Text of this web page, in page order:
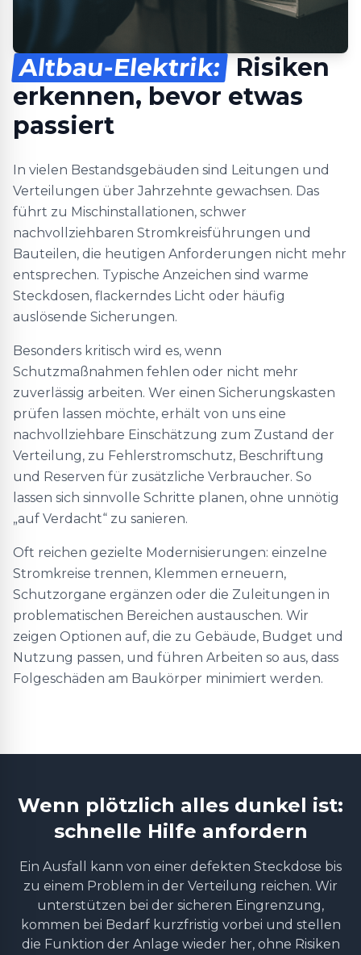
Altbau-Elektrik: Risiken
erkennen, bevor etwas
passiert
In vielen Bestandsgebäuden sind Leitungen und
Verteilungen über Jahrzehnte gewachsen. Das
führt zu Mischinstallationen, schwer
nachvollziehbaren Stromkreisführungen und
Bauteilen, die heutigen Anforderungen nicht mehr
entsprechen. Typische Anzeichen sind warme
Steckdosen, flackerndes Licht oder häufig
auslösende Sicherungen.
Besonders kritisch wird es, wenn
Schutzmaßnahmen fehlen oder nicht mehr
zuverlässig arbeiten. Wer einen Sicherungskasten
prüfen lassen möchte, erhält von uns eine
nachvollziehbare Einschätzung zum Zustand der
Verteilung, zu Fehlerstromschutz, Beschriftung
und Reserven für zusätzliche Verbraucher. So
lassen sich sinnvolle Schritte planen, ohne unnötig
„auf Verdacht“ zu sanieren.
Oft reichen gezielte Modernisierungen: einzelne
Stromkreise trennen, Klemmen erneuern,
Schutzorgane ergänzen oder die Zuleitungen in
problematischen Bereichen austauschen. Wir
zeigen Optionen auf, die zu Gebäude, Budget und
Nutzung passen, und führen Arbeiten so aus, dass
Folgeschäden am Baukörper minimiert werden.
Wenn plötzlich alles dunkel ist:
schnelle Hilfe anfordern
Ein Ausfall kann von einer defekten Steckdose bis
zu einem Problem in der Verteilung reichen. Wir
unterstützen bei der sicheren Eingrenzung,
kommen bei Bedarf kurzfristig vorbei und stellen
die Funktion der Anlage wieder her, ohne Risiken